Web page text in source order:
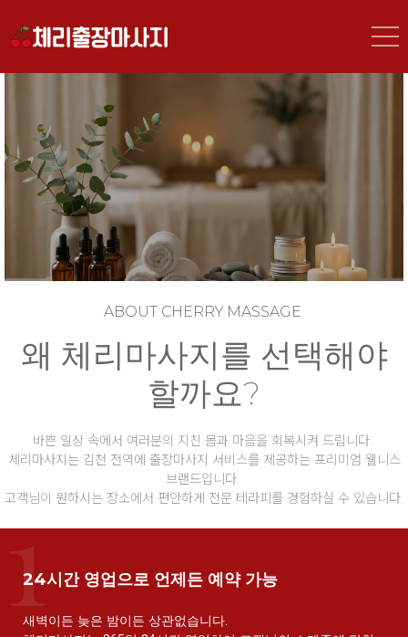
CherryMassage — Professional Massage at Your Door
김천출장마사지 전문
체리마사지 - 24시간 프리미엄
힐링 서비스
ABOUT CHERRY MASSAGE
왜 체리마사지를 선택해야
할까요?
바쁜 일상 속에서 여러분의 지친 몸과 마음을 회복시켜 드립니다.
체리마사지는 김천 전역에 출장마사지 서비스를 제공하는 프리미엄 웰니스
브랜드입니다.
고객님이 원하시는 장소에서 편안하게 전문 테라피를 경험하실 수 있습니다.
24시간 영업으로 언제든 예약 가능
새벽이든 늦은 밤이든 상관없습니다.